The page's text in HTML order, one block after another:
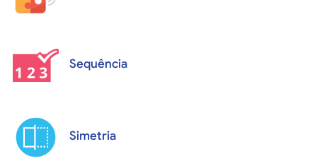
Sequência
Simetria